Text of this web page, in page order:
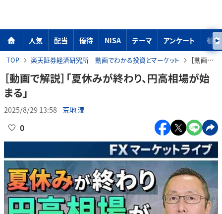
人気 配当 優待 NISA テーマ アンケート 著者
TOP 楽天証券経済研究所 動画でわかる投資とマーケット ［動画で解説］「夏休みが終わり、円高相場が始まる」
［動画で解説］「夏休みが終わり、円高相場が始
まる」
2025/8/29 13:58 荒地 潤
0